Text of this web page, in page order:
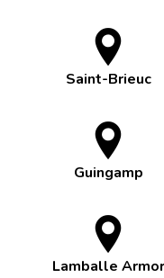
Saint-Brieuc
Guingamp
Lamballe Armor